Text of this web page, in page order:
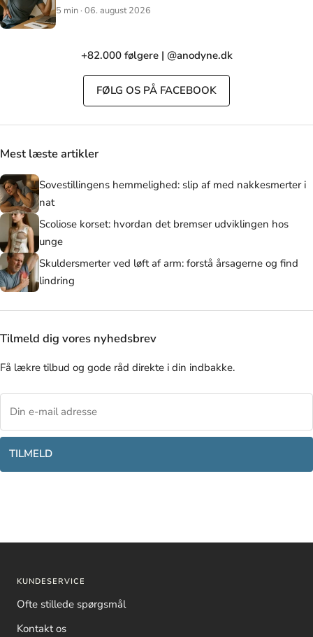
5 min · 06. august 2026
+82.000 følgere | @anodyne.dk
FØLG OS PÅ FACEBOOK
Mest læste artikler
Sovestillingens hemmelighed: slip af med nakkesmerter i
nat
Scoliose korset: hvordan det bremser udviklingen hos
unge
Skuldersmerter ved løft af arm: forstå årsagerne og find
lindring
Tilmeld dig vores nyhedsbrev
Få lækre tilbud og gode råd direkte i din indbakke.
TILMELD
KUNDESERVICE
Ofte stillede spørgsmål
Kontakt os